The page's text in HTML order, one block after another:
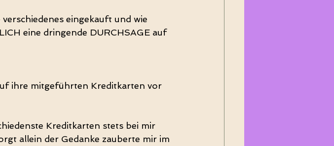
eingekauft und wie
eine dringende DURCHSAGE auf
ihre mitgeführten Kreditkarten vor
Kreditkarten stets bei mir
allein der Gedanke zauberte mir im